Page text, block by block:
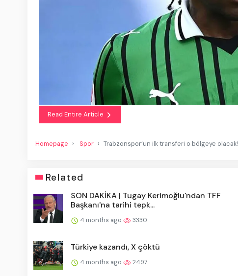
Read Entire Article
Homepage Spor Trabzonspor’un ilk transferi o bölgeye olacak!
Related
SON DAKİKA | Tugay Kerimoğlu'ndan TFF
Başkanı'na tarihi tepk...
4 months ago 3330
Türkiye kazandı, X çöktü
4 months ago 2497